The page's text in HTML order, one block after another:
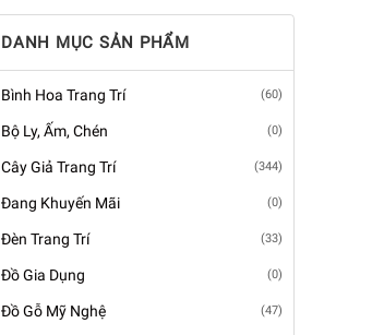
DANH MỤC SẢN PHẨM
Bình Hoa Trang Trí (60)
Bộ Ly, Ấm, Chén (0)
Cây Giả Trang Trí (344)
Đang Khuyến Mãi (0)
Đèn Trang Trí (33)
Đồ Gia Dụng (0)
Đồ Gỗ Mỹ Nghệ (47)